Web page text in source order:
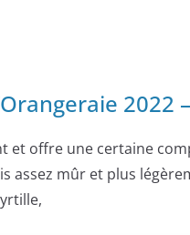
2022
et offre une certaine
assez mûr et plus